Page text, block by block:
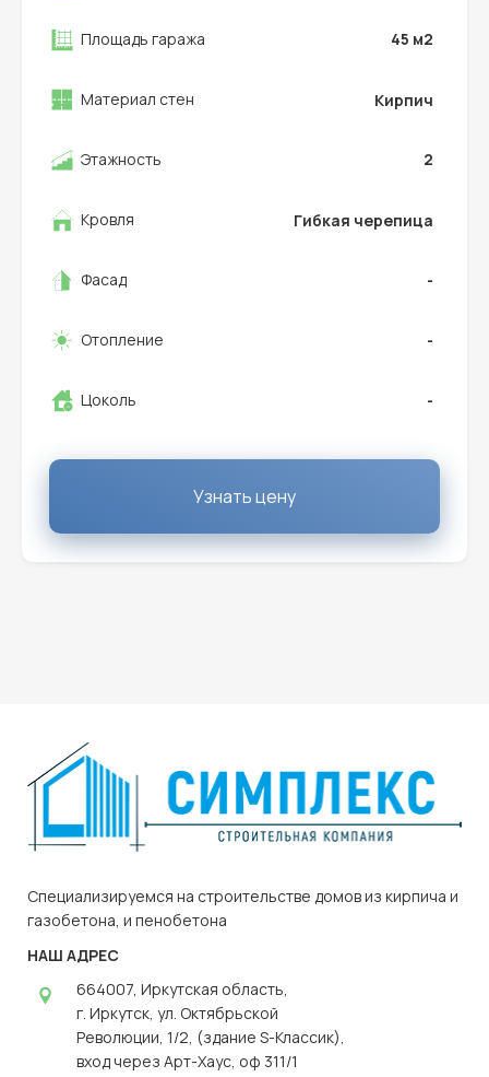
Площадь гаража 45 м2
Материал стен Кирпич
Этажность 2
Кровля Гибкая черепица
Фасад -
Отопление -
Цоколь -
Узнать цену
Cпециализируемся на строительстве домов из кирпича и
газобетона, и пенобетона
НАШ АДРЕС
664007, Иркутская область,
г. Иркутск, ул. Октябрьской
Революции, 1/2, (здание S-Классик),
вход через Арт-Хаус, оф 311/1